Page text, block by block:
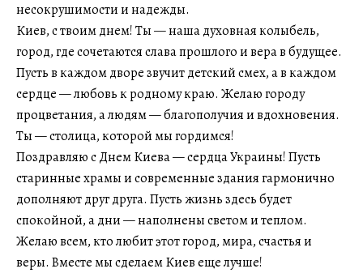
несокрушимости и надежды.
Киев, с твоим днем! Ты — наша духовная колыбель,
город, где сочетаются слава прошлого и вера в будущее.
Пусть в каждом дворе звучит детский смех, а в каждом
сердце — любовь к родному краю. Желаю городу
процветания, а людям — благополучия и вдохновения.
Ты — столица, которой мы гордимся!
Поздравляю с Днем Киева — сердца Украины! Пусть
старинные храмы и современные здания гармонично
дополняют друг друга. Пусть жизнь здесь будет
спокойной, а дни — наполнены светом и теплом.
Желаю всем, кто любит этот город, мира, счастья и
веры. Вместе мы сделаем Киев еще лучше!